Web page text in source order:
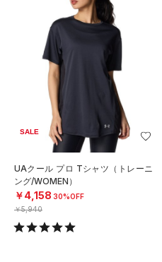
SALE
UAクール プロ Tシャツ（トレーニ
ング/WOMEN）
￥4,158 30%OFF
￥5,940